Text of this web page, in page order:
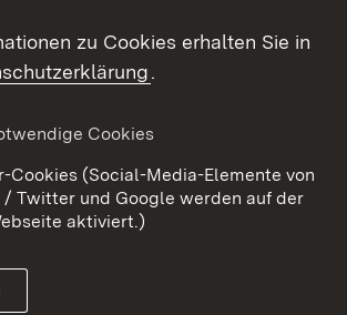
Datenschutz
Barrierefreiheit
Cookies
zu Cookies erhalten Sie in
.
Cookies
Cookies (Social-Media-Elemente von
/ Twitter und Google werden auf der
aktiviert.)